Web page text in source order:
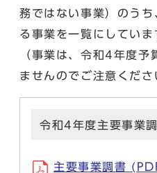
務ではない事業）のう
る事業を一覧にしていま
（事業は、令和4年度予
ませんのでご注意くださ
令和4年度主要事業
主要事業調書